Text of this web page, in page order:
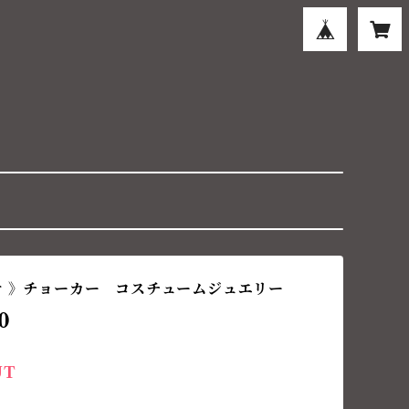
》チョーカー コスチュームジュエリー